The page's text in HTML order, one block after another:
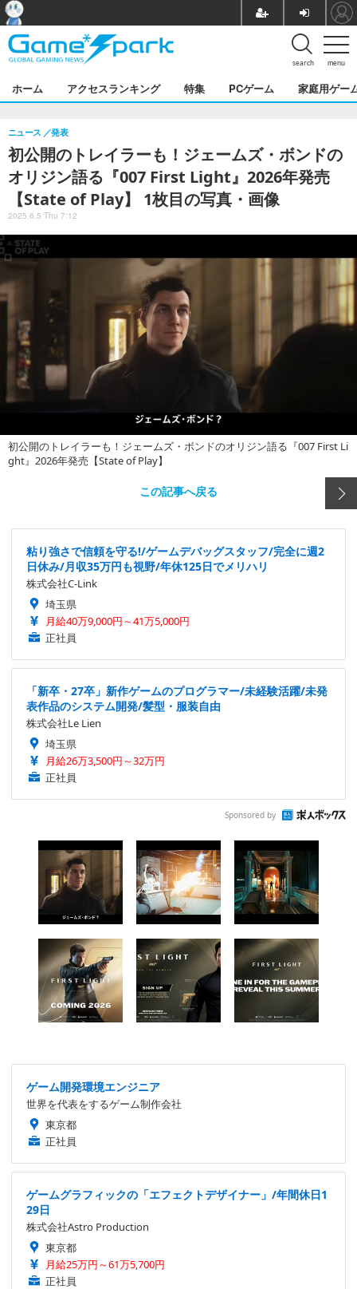
menu
search
ホーム アクセスランキング 特集 PCゲーム 家庭用ゲー
初公開のトレイラーも！ジェームズ・ボンドの
オリジン語る『007 First Light』2026年発売
【State of Play】 1枚目の写真・画像
ニュース 発表
2025.6.5 Thu 7:12
初公開のトレイラーも！ジェームズ・ボンドのオリジン語る『007 First Li
ght』2026年発売【State of Play】
この記事へ戻る
粘り強さで信頼を守る!/ゲームデバッグスタッフ/完全に週2
日休み/月収35万円も視野/年休125日でメリハリ
株式会社C-Link
埼玉県
月給40万9,000円～41万5,000円
正社員
「新卒・27卒」新作ゲームのプログラマー/未経験活躍/未発
表作品のシステム開発/髪型・服装自由
株式会社Le Lien
埼玉県
月給26万3,500円～32万円
正社員
Sponsored by
ゲーム開発環境エンジニア
世界を代表をするゲーム制作会社
東京都
正社員
ゲームグラフィックの「エフェクトデザイナー」/年間休日1
29日
株式会社Astro Production
東京都
月給25万円～61万5,700円
正社員